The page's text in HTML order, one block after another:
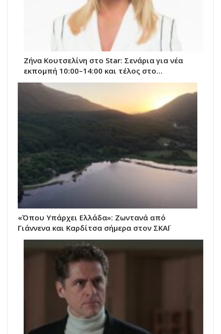
Ζήνα Κουτσελίνη στο Star: Σενάρια για νέα
εκπομπή 10:00–14:00 και τέλος στο…
«Όπου Υπάρχει Ελλάδα»: Ζωντανά από
Γιάννενα και Καρδίτσα σήμερα στον ΣΚΑΪ